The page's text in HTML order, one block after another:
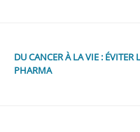
DU CANCER À LA VIE : ÉVITER
PHARMA